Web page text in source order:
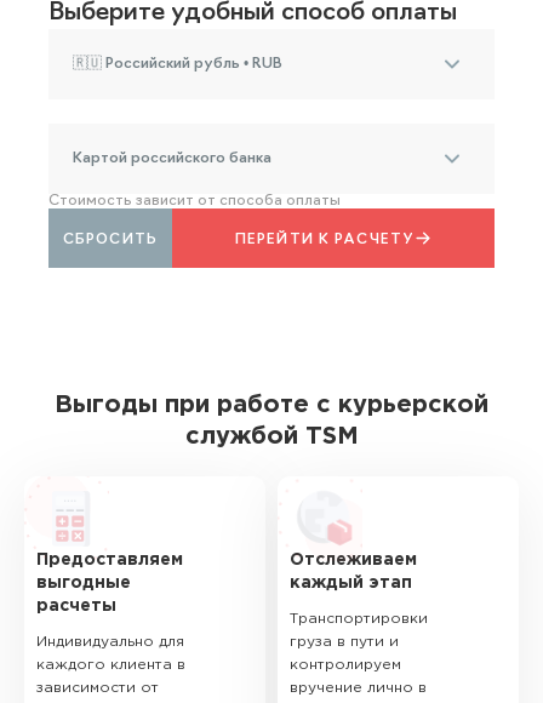
Выберите удобный способ оплаты
🇷🇺 Российский рубль • RUB
Картой российского банка
Стоимость зависит от способа оплаты
ПЕРЕЙТИ К РАСЧЕТУ
СБРОСИТЬ
Выгоды при работе с курьерской
службой TSM
Предоставляем
выгодные
расчеты
Индивидуально для
каждого клиента в
зависимости от
Отслеживаем
каждый этап
Транспортировки
груза в пути и
контролируем
вручение лично в